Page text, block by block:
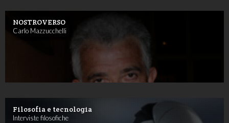
NOSTROVERSO
Carlo Mazzucchelli
Filosofia e tecnologia
Interviste filosofiche